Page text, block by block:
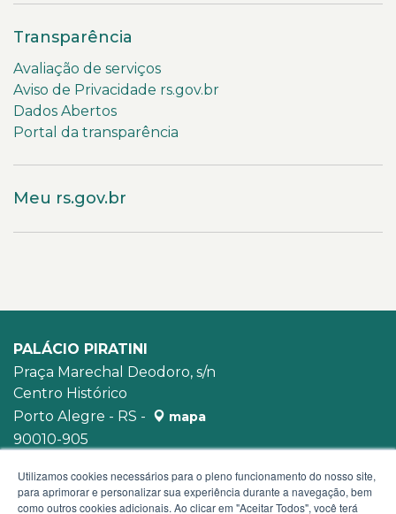
Transparência
Avaliação de serviços
Aviso de Privacidade rs.gov.br
Dados Abertos
Portal da transparência
Meu rs.gov.br
PALÁCIO PIRATINI
Praça Marechal Deodoro, s/n
Centro Histórico
Porto Alegre - RS -
mapa
90010-905
Utilizamos cookies necessários para o pleno funcionamento do nosso site,
para aprimorar e personalizar sua experiência durante a navegação, bem
como outros cookies adicionais. Ao clicar em "Aceitar Todos", você terá